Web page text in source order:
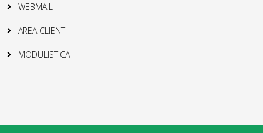
WEBMAIL
AREA CLIENTI
MODULISTICA